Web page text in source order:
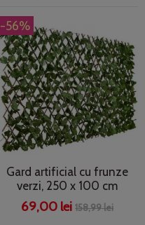
-56%
Gard artificial cu frunze
verzi, 250 x 100 cm
69,00 lei158,99 lei